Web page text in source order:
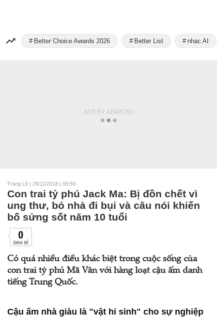
Better Choice Awards 2026 Better List nhạc AI
Trang Lê | 26/11/2018 | 09:59
Con trai tỷ phú Jack Ma: Bị đồn chết vì
ung thư, bỏ nhà đi bụi và câu nói khiến
bố sửng sốt năm 10 tuổi
0
CHIA SẺ
Có quá nhiều điều khác biệt trong cuộc sống của
con trai tỷ phú Mã Vân với hàng loạt cậu ấm danh
tiếng Trung Quốc.
Cậu ấm nhà giàu là "vật hi sinh" cho sự nghiệp